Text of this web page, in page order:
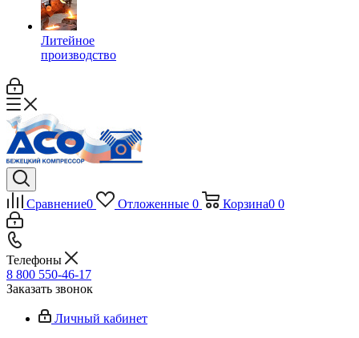
Литейное
производство
Сравнение0 Отложенные 0 Корзина0 0
Телефоны
8 800 550-46-17
Заказать звонок
Личный кабинет